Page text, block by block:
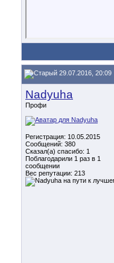
29.07.2016, 20:09
Nadyuha
Профи
Регистрация: 10.05.2015
Сообщений: 380
Сказал(а) спасибо: 1
Поблагодарили 1 раз в 1
сообщении
Вес репутации: 213